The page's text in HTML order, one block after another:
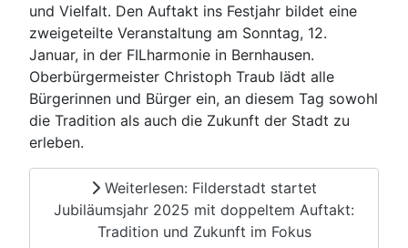
und Vielfalt. Den Auftakt ins Festjahr bildet eine
zweigeteilte Veranstaltung am Sonntag, 12.
Januar, in der FILharmonie in Bernhausen.
Oberbürgermeister Christoph Traub lädt alle
Bürgerinnen und Bürger ein, an diesem Tag sowohl
die Tradition als auch die Zukunft der Stadt zu
erleben.
Weiterlesen: Filderstadt startet
Jubiläumsjahr 2025 mit doppeltem Auftakt:
Tradition und Zukunft im Fokus